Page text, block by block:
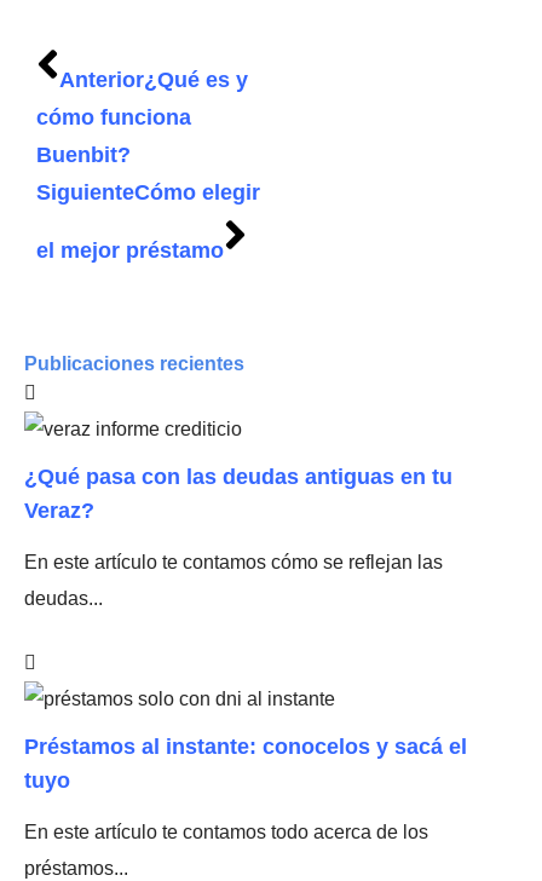
Anterior¿Qué es y
cómo funciona
Buenbit?
SiguienteCómo elegir
el mejor préstamo
Publicaciones recientes
¿Qué pasa con las deudas antiguas en tu
Veraz?
En este artículo te contamos cómo se reflejan las
deudas...
Préstamos al instante: conocelos y sacá el
tuyo
En este artículo te contamos todo acerca de los
préstamos...